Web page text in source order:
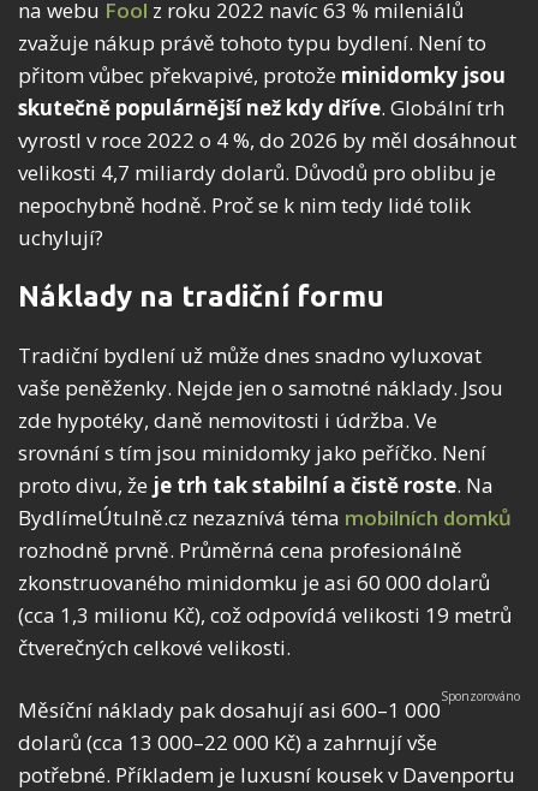
na webu Fool z roku 2022 navíc 63 % mileniálů
zvažuje nákup právě tohoto typu bydlení. Není to
přitom vůbec překvapivé, protože minidomky jsou
skutečně populárnější než kdy dříve. Globální trh
vyrostl v roce 2022 o 4 %, do 2026 by měl dosáhnout
velikosti 4,7 miliardy dolarů. Důvodů pro oblibu je
nepochybně hodně. Proč se k nim tedy lidé tolik
uchylují?
Náklady na tradiční formu
Tradiční bydlení už může dnes snadno vyluxovat
vaše peněženky. Nejde jen o samotné náklady. Jsou
zde hypotéky, daně nemovitosti i údržba. Ve
srovnání s tím jsou minidomky jako peříčko. Není
proto divu, že je trh tak stabilní a čistě roste. Na
BydlímeÚtulně.cz nezaznívá téma mobilních domků
rozhodně prvně. Průměrná cena profesionálně
zkonstruovaného minidomku je asi 60 000 dolarů
(cca 1,3 milionu Kč), což odpovídá velikosti 19 metrů
čtverečných celkové velikosti.
Měsíční náklady pak dosahují asi 600–1 000
dolarů (cca 13 000–22 000 Kč) a zahrnují vše
potřebné. Příkladem je luxusní kousek v Davenportu